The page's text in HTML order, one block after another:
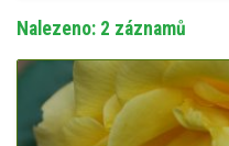
Nalezeno: 2 záznamů